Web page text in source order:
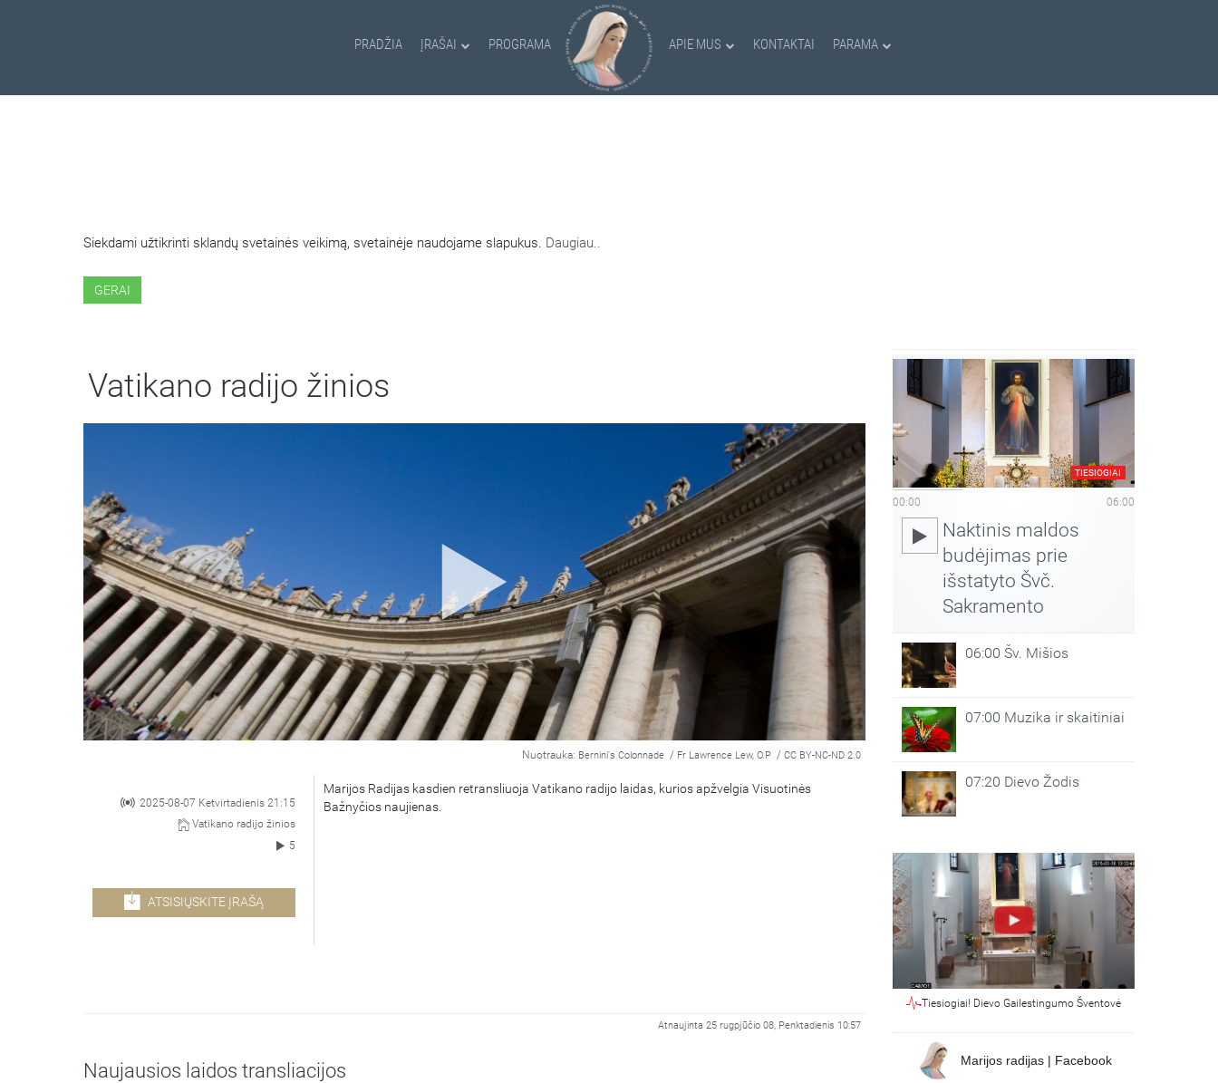
PRADŽIA ĮRAŠAI PROGRAMA APIE MUS KONTAKTAI PARAMA
Siekdami užtikrinti sklandų svetainės veikimą, svetainėje naudojame slapukus. Daugiau..
GERAI
Vatikano radijo žinios
Nuotrauka: Bernini's Colonnade / Fr Lawrence Lew, O.P / CC BY-NC-ND 2.0
2025-08-07 Ketvirtadienis 21:15
Vatikano radijo žinios
5
ATSISIŲSKITE ĮRAŠĄ
Marijos Radijas kasdien retransliuoja Vatikano radijo laidas, kurios apžvelgia Visuotinės
Bažnyčios naujienas.
Atnaujinta 25 rugpjūčio 08, Penktadienis 10:57
Naujausios laidos transliacijos
TIESIOGIAI
00:00 06:00
Naktinis maldos
budėjimas prie
išstatyto Švč.
Sakramento
06:00 Šv. Mišios
07:00 Muzika ir skaitiniai
07:20 Dievo Žodis
Tiesiogiai! Dievo Gailestingumo Šventovė
Marijos radijas | Facebook